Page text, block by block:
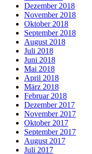
Dezember 2018
November 2018
Oktober 2018
September 2018
August 2018
Juli 2018
Juni 2018
Mai 2018
April 2018
März 2018
Februar 2018
Dezember 2017
November 2017
Oktober 2017
September 2017
August 2017
Juli 2017